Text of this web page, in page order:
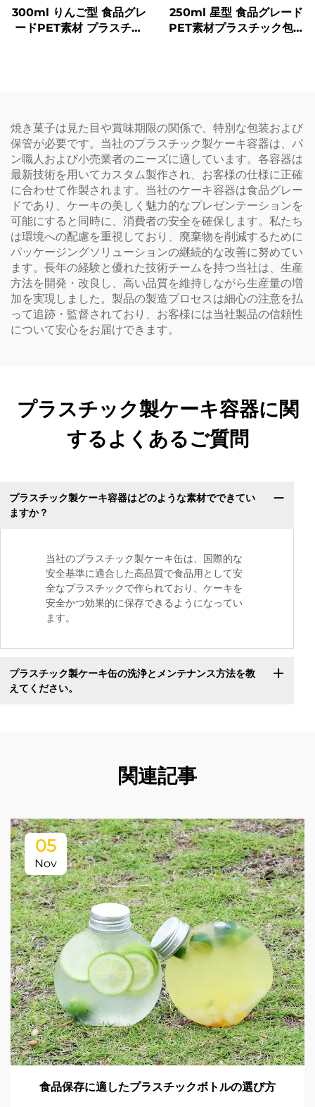
300ml りんご型 食品グレ
ードPET素材 プラスチッ
250ml 星型 食品グレード
PET素材プラスチック包装
焼き菓子は見た目や賞味期限の関係で、特別な包装および
保管が必要です。当社のプラスチック製ケーキ容器は、パ
ン職人および小売業者のニーズに適しています。各容器は
最新技術を用いてカスタム製作され、お客様の仕様に正確
に合わせて作製されます。当社のケーキ容器は食品グレー
ドであり、ケーキの美しく魅力的なプレゼンテーションを
可能にすると同時に、消費者の安全を確保します。私たち
は環境への配慮を重視しており、廃棄物を削減するために
パッケージングソリューションの継続的な改善に努めてい
ます。長年の経験と優れた技術チームを持つ当社は、生産
方法を開発・改良し、高い品質を維持しながら生産量の増
加を実現しました。製品の製造プロセスは細心の注意を払
って追跡・監督されており、お客様には当社製品の信頼性
について安心をお届けできます。
プラスチック製ケーキ容器に関
するよくあるご質問
プラスチック製ケーキ容器はどのような素材でできてい
ますか？
当社のプラスチック製ケーキ缶は、国際的な
安全基準に適合した高品質で食品用として安
全なプラスチックで作られており、ケーキを
安全かつ効果的に保存できるようになってい
ます。
プラスチック製ケーキ缶の洗浄とメンテナンス方法を教
えてください。
関連記事
05
Nov
食品保存に適したプラスチックボトルの選び方